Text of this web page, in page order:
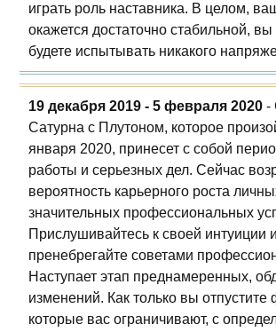
играть роль наставника. В целом,
окажется достаточно стабильной, вы
будете испытывать никакого
19 декабря 2019 - 5 февраля 2020 -
Сатурна с Плутоном, которое
января 2020, принесет с собой
работы и серьезных дел. Сейчас
вероятность карьерного роста
значительных профессиональных
Прислушивайтесь к своей интуиции
пренебрегайте советами
Наступает этап преднамеренных,
изменений. Как только вы отпустите
которые вас ограничивают, с